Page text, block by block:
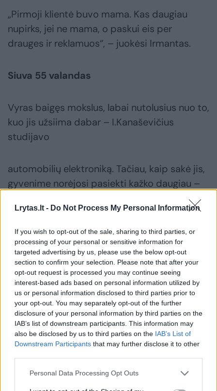
Lrytas.lt - Do Not Process My Personal Information
If you wish to opt-out of the sale, sharing to third parties, or
processing of your personal or sensitive information for
targeted advertising by us, please use the below opt-out
section to confirm your selection. Please note that after your
opt-out request is processed you may continue seeing
interest-based ads based on personal information utilized by
us or personal information disclosed to third parties prior to
your opt-out. You may separately opt-out of the further
disclosure of your personal information by third parties on the
IAB’s list of downstream participants. This information may
also be disclosed by us to third parties on the IAB’s List of
Downstream Participants that may further disclose it to other
Personal Data Processing Opt Outs
„Pirmoji klientė buvo mama. Kas daugiau
nupirks, jei ne mama, o paskui eis per
drauges ir reklamuos“, – juokėsi Irmantas.
Siuva 55 valandas
Vyras baigęs mokslus, labai nutolusius nuo to,
kuo jis užsiima dabar – I.Kanaševičius
studijavo
automobilių elektroniką. Tačiau, kaip sakė jis,
gyvenime norėjosi pasiekti kažko daugiau –
„Galbūt genai veikia – močiutė mano buvo
siuvėja“, – svarsto pašnekovas.
O, kai kalba pasisuka apie kantrybę ir
kruopštumą, atneša albumą su stebinančiais
drožiniais iš medžio: „Mano tėvukas buvo
labai kruopštus žmogus – iš medžio
darydavo neįtikėtinus dalykus“.
Kai Irmantas ima skaičiuoti, kiek laiko trunka
darbas – toli gražu ne kiekvienam: apie 55